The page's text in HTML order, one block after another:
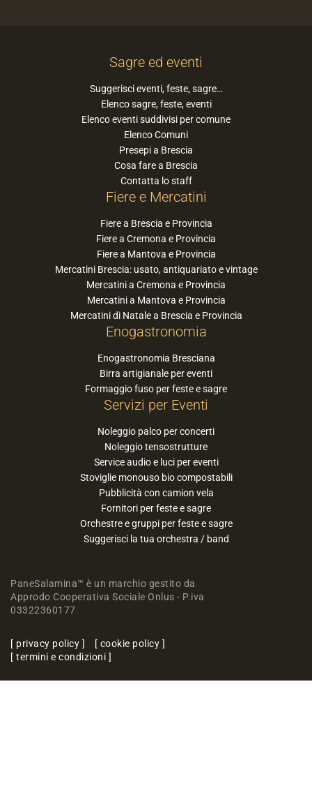
Sagre ed eventi
Suggerisci eventi, feste, sagre…
Elenco sagre, feste, eventi
Elenco eventi suddivisi per comune
Elenco Comuni
Presepi a Brescia
Cosa fare a Brescia
Contatta lo staff
Fiere e Mercatini
Fiere a Brescia e Provincia
Fiere a Cremona e Provincia
Fiere a Mantova e Provincia
Mercatini Brescia: usato, antiquariato e vintage
Mercatini a Cremona e Provincia
Mercatini a Mantova e Provincia
Mercatini di Natale a Brescia e Provincia
Enogastronomia
Enogastronomia Bresciana
Birra artigianale per eventi
Formaggio fuso per feste e sagre
Servizi per Eventi
Noleggio palco per concerti
Noleggio tensostrutture
Service audio e luci per eventi
Stoviglie monouso bio compostabili
Pubblicità con camion vela
Fornitori per feste e sagre
Orchestre e gruppi per feste e sagre
Suggerisci la tua orchestra / band
PaneSalamina™ è un marchio gestito da
Approdo Cooperativa Sociale Onlus - P.iva
03322360177
privacy policy
cookie policy
termini e condizioni